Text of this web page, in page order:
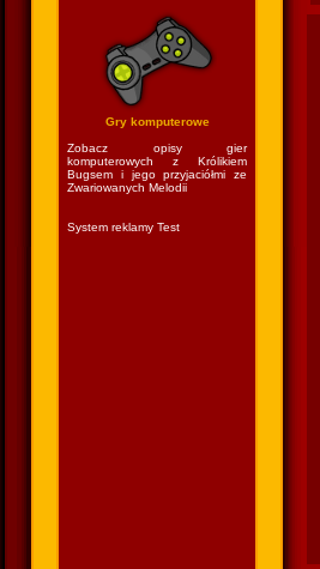
Gry komputerowe
Zobacz opisy gier
komputerowych z Królikiem
Bugsem i jego przyjaciółmi ze
Zwariowanych Melodii
System reklamy Test